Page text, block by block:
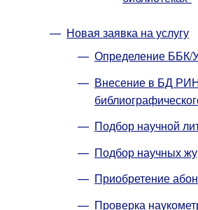
Новая заявка на услугу
Определение ББК/
Внесение в БД
Подбор научной
Подбор научных
Приобретение
Проверка